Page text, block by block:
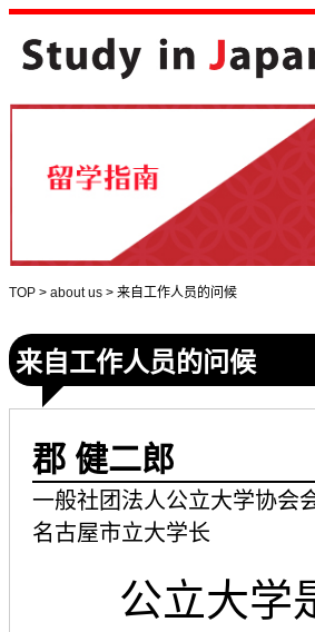
TOP > about us > 来自工作人员的问候
来自工作人员的问候
郡 健二郎
一般社团法人公立大学协会
名古屋市立大学长
公立大学是